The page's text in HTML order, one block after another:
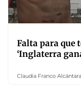
Falta para que
‘Inglaterra
Claudia Franco Alcántara